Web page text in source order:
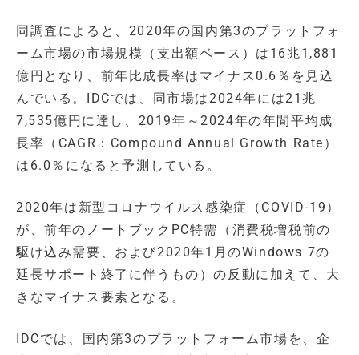
同調査によると、2020年の国内第3のプラットフォ
ーム市場の市場規模（支出額ベース）は16兆1,881
億円となり、前年比成長率はマイナス0.6％を見込
んでいる。IDCでは、同市場は2024年には21兆
7,535億円に達し、2019年～2024年の年間平均成
長率（CAGR：Compound Annual Growth Rate）
は6.0％になると予測している。
2020年は新型コロナウイルス感染症（COVID-19）
が、前年のノートブックPC特需（消費税増税前の
駆け込み需要、および2020年1月のWindows 7の
延長サポート終了に伴うもの）の反動に加えて、大
きなマイナス要素となる。
IDCでは、国内第3のプラットフォーム市場を、企